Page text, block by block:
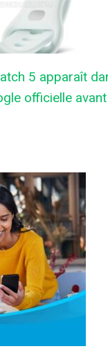
5 apparaît
officielle